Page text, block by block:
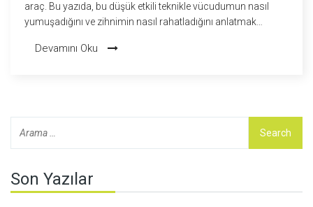
araç. Bu yazıda, bu düşük etkili teknikle vücudumun nasıl
yumuşadığını ve zihnimin nasıl rahatladığını anlatmak
anları burada! Bu, rahatlamanın ve stresle başa çıkmanın
Devamını Oku
Son Yazılar